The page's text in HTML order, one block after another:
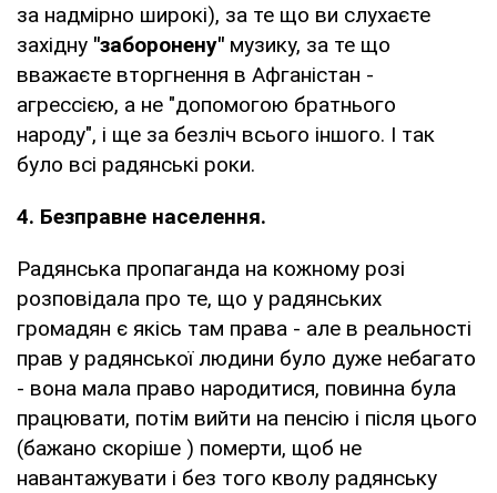
за надмірно широкі), за те що ви слухаєте
західну "заборонену" музику, за те що
вважаєте вторгнення в Афганістан -
агрессією, а не "допомогою братнього
народу", і ще за безліч всього іншого. І так
було всі радянські роки.
4. Безправне населення.
Радянська пропаганда на кожному розі
розповідала про те, що у радянських
громадян є якісь там права - але в реальності
прав у радянської людини було дуже небагато
- вона мала право народитися, повинна була
працювати, потім вийти на пенсію і після цього
(бажано скоріше ) померти, щоб не
навантажувати і без того кволу радянську